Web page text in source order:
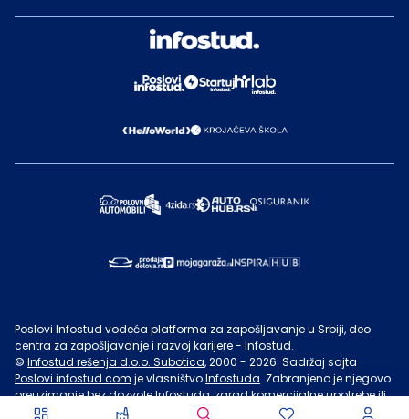
Poslovi Infostud vodeća platforma za zapošljavanje u Srbiji, deo
centra za zapošljavanje i razvoj karijere - Infostud.
© Infostud rešenja d.o.o. Subotica, 2000 - 2026. Sadržaj sajta
Poslovi.infostud.com je vlasništvoInfostuda. Zabranjeno je njegovo
preuzimanje bez dozvoleInfostuda, zarad komercijalne upotrebe ili
u druge svrhe, osim za lične potrebe posetilaca sajta.